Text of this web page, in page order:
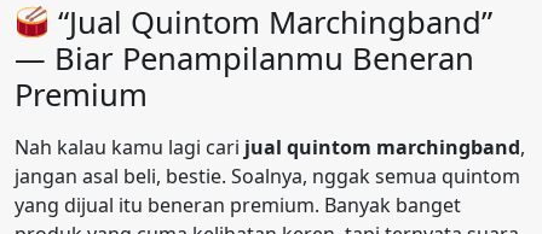
“Jual Quintom Marchingband”
— Biar Penampilanmu Beneran
Premium
Nah kalau kamu lagi cari jual quintom marchingband,
jangan asal beli, bestie. Soalnya, nggak semua quintom
yang dijual itu beneran premium. Banyak banget